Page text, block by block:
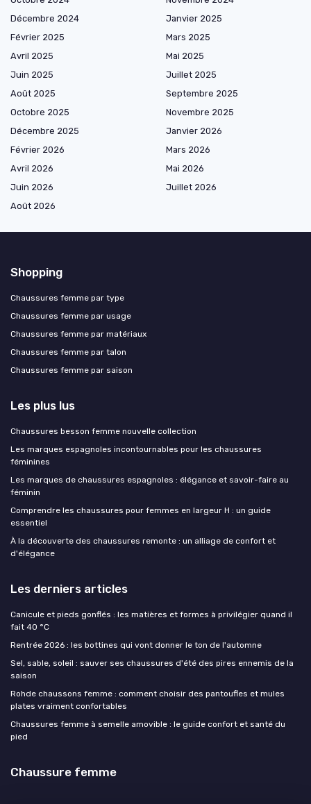
Décembre 2024
Janvier 2025
Février 2025
Mars 2025
Avril 2025
Mai 2025
Juin 2025
Juillet 2025
Août 2025
Septembre 2025
Octobre 2025
Novembre 2025
Décembre 2025
Janvier 2026
Février 2026
Mars 2026
Avril 2026
Mai 2026
Juin 2026
Juillet 2026
Août 2026
Shopping
Chaussures femme par type
Chaussures femme par usage
Chaussures femme par matériaux
Chaussures femme par talon
Chaussures femme par saison
Les plus lus
Chaussures besson femme nouvelle collection
Les marques espagnoles incontournables pour les chaussures
féminines
Les marques de chaussures espagnoles : élégance et savoir-faire au
féminin
Comprendre les chaussures pour femmes en largeur H : un guide
essentiel
À la découverte des chaussures remonte : un alliage de confort et
d'élégance
Les derniers articles
Canicule et pieds gonflés : les matières et formes à privilégier quand il
fait 40 °C
Rentrée 2026 : les bottines qui vont donner le ton de l'automne
Sel, sable, soleil : sauver ses chaussures d'été des pires ennemis de la
saison
Rohde chaussons femme : comment choisir des pantoufles et mules
plates vraiment confortables
Chaussures femme à semelle amovible : le guide confort et santé du
pied
Chaussure femme